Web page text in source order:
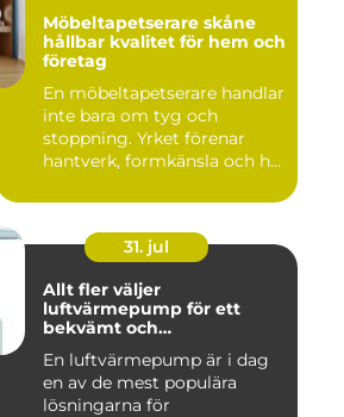
Möbeltapetserare skåne
hållbar kvalitet för hem och
företag
En möbeltapetserare handlar
inte bara om tyg och
stoppning. Yrket förenar
hantverk, formkänsla och h...
31. jul
Allt fler väljer
luftvärmepump för ett
bekvämt och
En luftvärmepump är i dag
en av de mest populära
lösningarna för